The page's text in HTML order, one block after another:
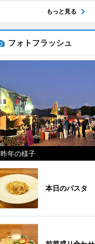
もっと見る
フォトフラッシュ
昨年の様子
本日のパスタ